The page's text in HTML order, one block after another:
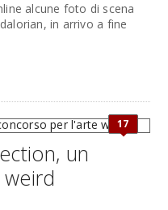
alcune foto di scena
in arrivo a fine
17
un